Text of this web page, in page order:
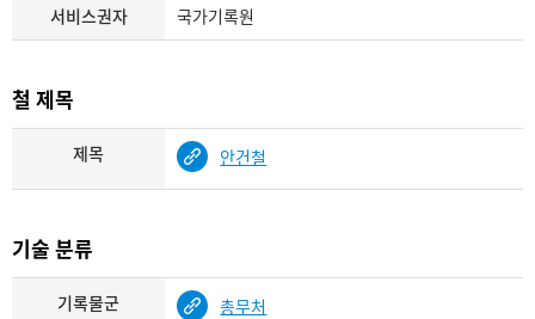
서비스권자 국가기록원
철 제목
제목 안건철
기술 분류
기록물군 총무처